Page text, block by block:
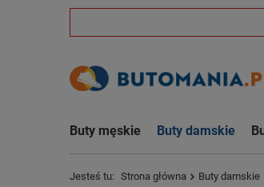
Buty męskie Buty damskie
Jesteś tu: Strona główna Buty damskie